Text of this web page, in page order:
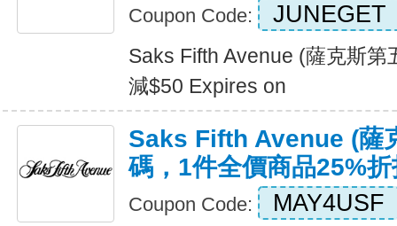
Coupon Code: JUNEGET
Saks Fifth Avenue (薩克斯
減$50 Expires on
Saks Fifth Avenue (薩
碼，1件全價商品25%折
Coupon Code: MAY4USF